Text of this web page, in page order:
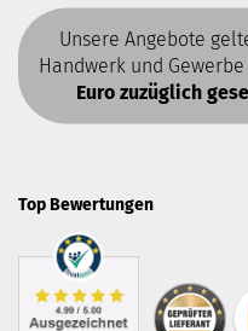
Unsere Angebote
Handwerk und
Euro zuzüglich
Top Bewertungen